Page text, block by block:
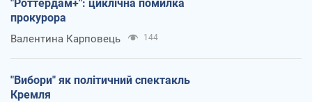
"Роттердам+": циклічна помилка
прокурора
Валентина Карповець 144
"Вибори" як політичний спектакль
Кремля